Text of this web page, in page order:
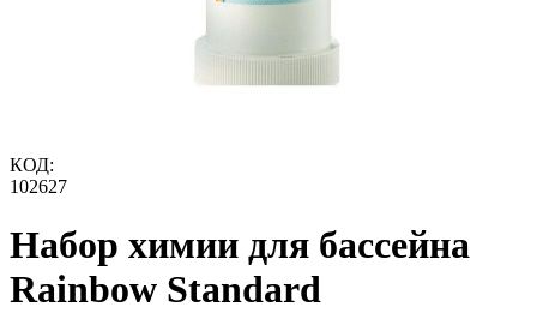
КОД:
102627
Набор химии для бассейна
Rainbow Standard